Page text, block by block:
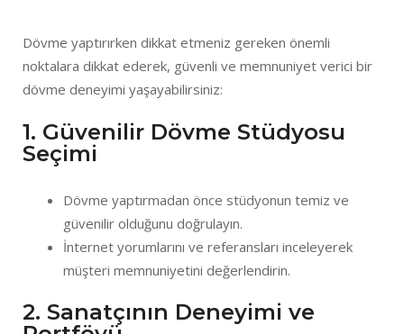
Dövme yaptırırken dikkat etmeniz gereken önemli
noktalara dikkat ederek, güvenli ve memnuniyet verici bir
dövme deneyimi yaşayabilirsiniz:
1. Güvenilir Dövme Stüdyosu
Seçimi
Dövme yaptırmadan önce stüdyonun temiz ve
güvenilir olduğunu doğrulayın.
İnternet yorumlarını ve referansları inceleyerek
müşteri memnuniyetini değerlendirin.
2. Sanatçının Deneyimi ve